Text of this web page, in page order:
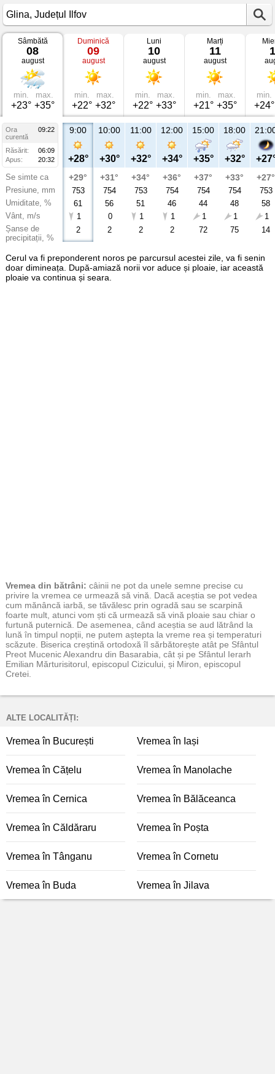
Vremea
Glina
Județul
Ilfov
Sâmbătă
08
august
min.
+23°
max.
+35°
Duminică
09
august
min.
+22°
max.
+32°
Luni
10
august
min.
+22°
max.
+33°
Marți
11
august
min.
+21°
max.
+35°
min.
+24°
Ora
09:22
curentă
Răsărit:
06:09
Apus:
20:32
Se simte ca
Presiune, mm
Umiditate, %
Vânt, m/s
Șanse de
precipitații, %
9:00
+28°
+29°
753
61
1
2
10:00
+30°
+31°
754
56
0
2
11:00
+32°
+34°
753
51
1
2
12:00
+34°
+36°
754
46
1
2
15:00
+35°
+37°
754
44
1
72
18:00
+32°
+33°
754
48
1
75
+27°
753
58
1
14
Cerul va fi preponderent noros pe parcursul acestei zile, va fi senin
doar dimineața. După-amiază norii vor aduce și ploaie, iar această
ploaie va continua și seara.
Vremea din bătrâni: câinii ne pot da unele semne precise cu
privire la vremea ce urmează să vină. Dacă aceștia se pot vedea
cum mănâncă iarbă, se tăvălesc prin ogradă sau se scarpină
foarte mult, atunci vom ști că urmează să vină ploaie sau chiar o
furtună puternică. De asemenea, când aceștia se aud lătrând la
lună în timpul nopții, ne putem aștepta la vreme rea și temperaturi
scăzute. Biserica creștină ortodoxă îl sărbătorește atât pe Sfântul
Preot Mucenic Alexandru din Basarabia, cât și pe Sfântul Ierarh
Emilian Mărturisitorul, episcopul Cizicului, și Miron, episcopul
Cretei.
ALTE LOCALITĂȚI:
Vremea în București Vremea în Iași
Vremea în Cățelu Vremea în Manolache
Vremea în Cernica Vremea în Bălăceanca
Vremea în Căldăraru Vremea în Poșta
Vremea în Tânganu Vremea în Cornetu
Vremea în Buda Vremea în Jilava